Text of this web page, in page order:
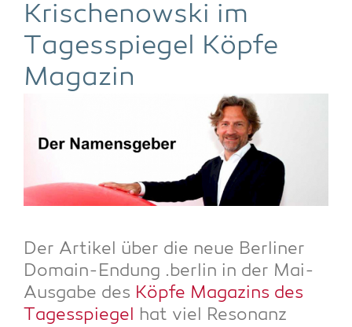
Kri­schenow­ski im
Tages­spie­gel Köp­fe
Magazin
Der Arti­kel über die neue Ber­li­ner
Domain-Endung .ber­lin in der Mai-
Aus­ga­be des Köp­fe Maga­zins des
Tages­spie­gel hat viel Reso­nanz